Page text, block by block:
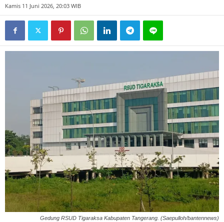
Kamis 11 Juni 2026, 20:03 WIB
Gedung RSUD Tigaraksa Kabupaten Tangerang. (Saepulloh/bantennews)